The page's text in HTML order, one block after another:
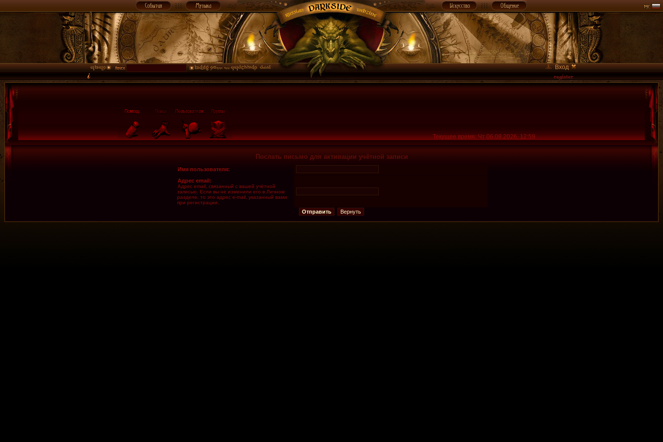
Вход
Текущее время: Чт 06.08.2026, 12:59
Послать письмо для активации учётной записи
Имя пользователя:
Адрес email:
Адрес email, связанный с вашей учётной
записью. Если вы не изменили его в Личном
разделе, то это адрес e-mail, указанный вами
при регистрации.